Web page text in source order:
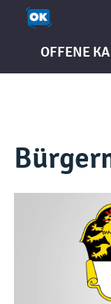
OFFENE